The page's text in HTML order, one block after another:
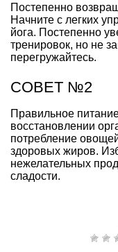
Постепенно
Начните с легких
йога. Постепенно
тренировок, но не
перегружайтесь.
СОВЕТ №2
Правильное
восстановлении
потребление
здоровых жиров.
нежелательных
сладости.